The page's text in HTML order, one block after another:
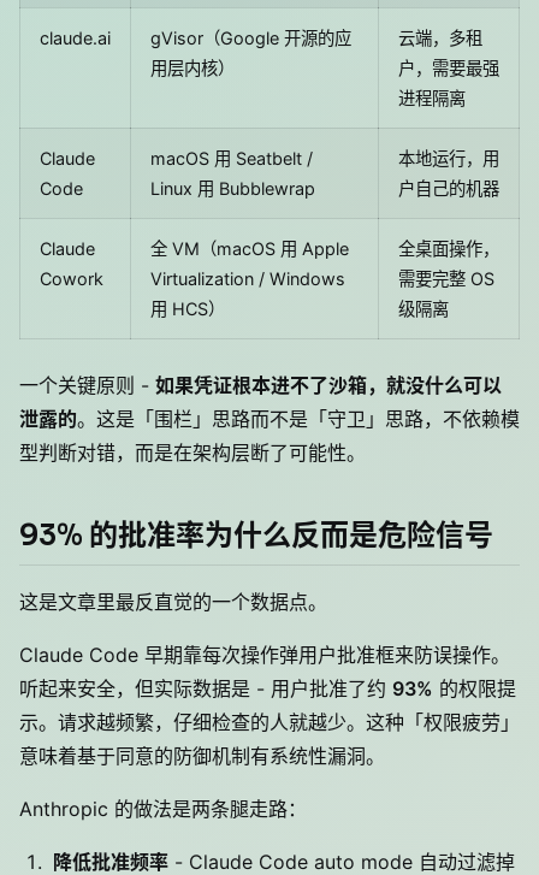
claude.ai
gVisor（Google 开源的应
用层内核）
云端，多租
户，需要最强
进程隔离
Claude
Code
macOS 用 Seatbelt /
Linux 用 Bubblewrap
本地运行，用
户自己的机器
Claude
Cowork
全 VM（macOS 用 Apple
Virtualization / Windows
用 HCS）
全桌面操作，
需要完整 OS
级隔离
一个关键原则 - 如果凭证根本进不了沙箱，就没什么可以
泄露的。这是「围栏」思路而不是「守卫」思路，不依赖模
型判断对错，而是在架构层断了可能性。
93% 的批准率为什么反而是危险信号
这是文章里最反直觉的一个数据点。
Claude Code 早期靠每次操作弹用户批准框来防误操作。
听起来安全，但实际数据是 - 用户批准了约 93% 的权限提
示。请求越频繁，仔细检查的人就越少。这种「权限疲劳」
意味着基于同意的防御机制有系统性漏洞。
Anthropic 的做法是两条腿走路：
降低批准频率 - Claude Code auto mode 自动过滤掉